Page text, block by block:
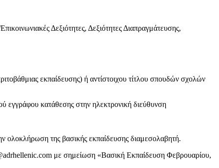
Δεξιότητες, Δεξιότητες Διαπραγμάτευσης,
εκπαίδευσης) ή αντίστοιχου τίτλου σπουδών σχολών
εγγράφου κατάθεσης στην ηλεκτρονική διεύθυνση
ολοκλήρωση της βασικής εκπαίδευσης διαμεσολαβητή.
με σημείωση «Βασική Εκπαίδευση Φεβρουαρίου,